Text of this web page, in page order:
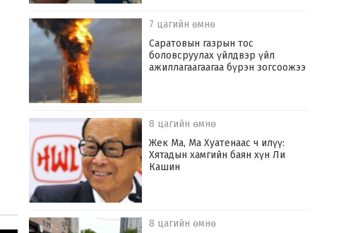
7 цагийн өмнө
Саратовын газрын тос
боловсруулах үйлдвэр үйл
ажиллагаагаагаа бүрэн зогсоожээ
8 цагийн өмнө
Жек Ма, Ма Хуатенаас ч илүү:
Хятадын хамгийн баян хүн Ли
Кашин
8 цагийн өмнө